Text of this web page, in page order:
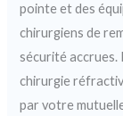
pointe et des
chirurgiens de
sécurité accrues.
chirurgie
par votre